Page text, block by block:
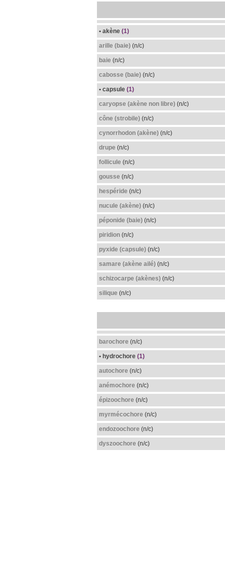
• akène (1)
arille (baie) (n/c)
baie (n/c)
cabosse (baie) (n/c)
• capsule (1)
caryopse (akène non libre) (n/c)
cône (strobile) (n/c)
cynorrhodon (akène) (n/c)
drupe (n/c)
follicule (n/c)
gousse (n/c)
hespéride (n/c)
nucule (akène) (n/c)
péponide (baie) (n/c)
piridion (n/c)
pyxide (capsule) (n/c)
samare (akène ailé) (n/c)
schizocarpe (akènes) (n/c)
silique (n/c)
barochore (n/c)
• hydrochore (1)
autochore (n/c)
anémochore (n/c)
épizoochore (n/c)
myrmécochore (n/c)
endozoochore (n/c)
dyszoochore (n/c)